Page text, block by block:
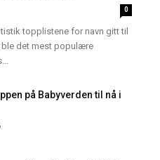
0
topplistene for navn gitt til
ble det mest populære
på Babyverden til nå i